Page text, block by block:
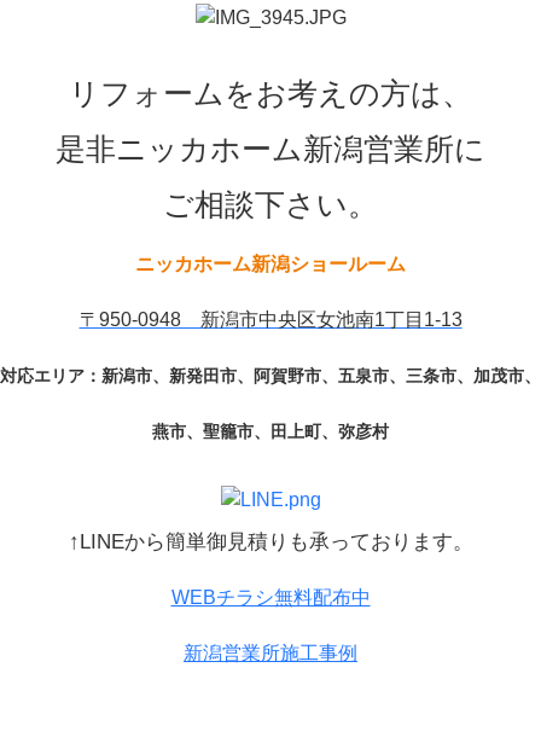
リフォームをお考えの方は、
是非ニッカホーム新潟営業所に
ご相談下さい。
ニッカホーム新潟ショールーム
〒950-0948 新潟市中央区女池南1丁目1-13
対応エリア：新潟市、新発田市、阿賀野市、五泉市、三条市、加茂市、
燕市、聖籠市、田上町、弥彦村
↑LINEから簡単御見積りも承っております。
WEBチラシ無料配布中
新潟営業所施工事例